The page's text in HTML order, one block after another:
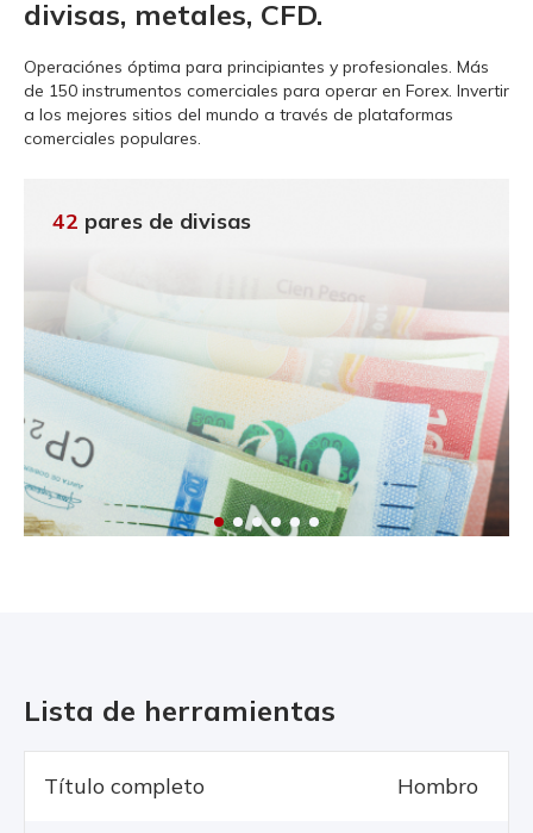
divisas, metales, CFD.
Operaciónes óptima para principiantes y profesionales. Más
de 150 instrumentos comerciales para operar en Forex. Invertir
a los mejores sitios del mundo a través de plataformas
comerciales populares.
42 pares de divisas
Lista de herramientas
Título completo Hombro